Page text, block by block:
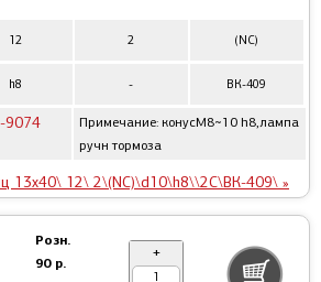
12 2 (NC)
h8 - ВК-409
9074
Примечание: конусM8~10 h8,лампа
ручн тормоза
13x40\ 12\ 2\(NC)\d10\h8\\2C\ВК-409\ »
Розн.
90 р.
+